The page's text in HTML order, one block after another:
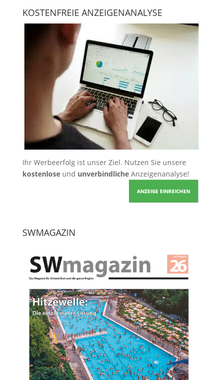
KOSTENFREIE ANZEIGENANALYSE
Ihr Werbeerfolg ist unser Ziel. Nutzen Sie unsere
kostenloseund unverbindlicheAnzeigenanalyse!
ANZEIGE EINREICHEN
SWMAGAZIN